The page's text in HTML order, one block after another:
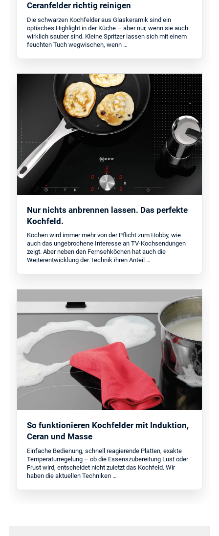
Ceranfelder richtig reinigen
Die schwarzen Kochfelder aus Glaskeramik sind ein
optisches Highlight in der Küche – aber nur, wenn sie auch
wirklich sauber sind. Kleine Spritzer lassen sich mit einem
feuchten Tuch wegwischen, wenn …
Nur nichts anbrennen lassen. Das perfekte
Kochfeld.
Kochen wird immer mehr von der Pflicht zum Hobby, wie
auch das ungebrochene Interesse an TV-Kochsendungen
zeigt. Aber neben den Fernsehköchen hat auch die
Weiterentwicklung der Technik ihren Anteil …
So funktionieren Kochfelder mit Induktion,
Ceran und Masse
Einfache Bedienung, schnell reagierende Platten, exakte
Temperaturregelung – ob die Essenszubereitung Lust oder
Frust wird, entscheidet nicht zuletzt das Kochfeld. Wir
haben die aktuellen Techniken …